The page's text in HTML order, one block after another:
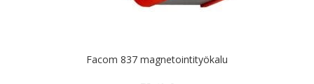
Facom 837 magnetointityökalu